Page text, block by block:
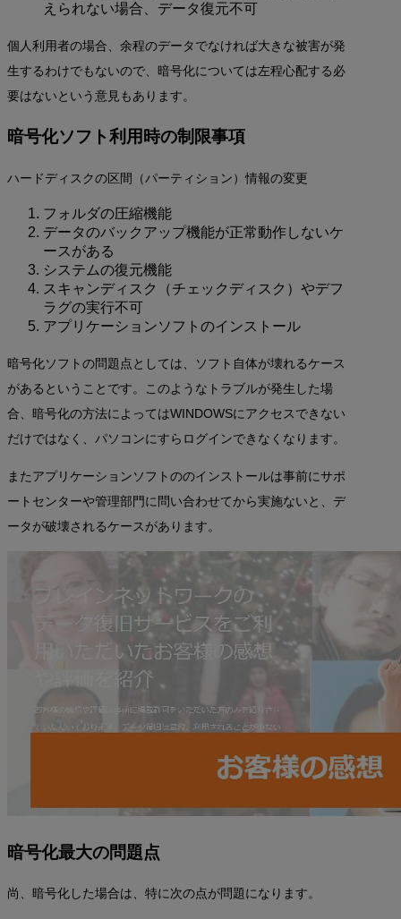
えられない場合、データ復元不可
個人利用者の場合、余程のデータでなければ大きな被害が発
生するわけでもないので、暗号化については左程心配する必
要はないという意見もあります。
暗号化ソフト利用時の制限事項
ハードディスクの区間（パーティション）情報の変更
フォルダの圧縮機能
データのバックアップ機能が正常動作しないケ
ースがある
システムの復元機能
スキャンディスク（チェックディスク）やデフ
ラグの実行不可
アプリケーションソフトのインストール
暗号化ソフトの問題点としては、ソフト自体が壊れるケース
があるということです。このようなトラブルが発生した場
合、暗号化の方法によってはWINDOWSにアクセスできない
だけではなく、パソコンにすらログインできなくなります。
またアプリケーションソフトののインストールは事前にサポ
ートセンターや管理部門に問い合わせてから実施ないと、デ
ータが破壊されるケースがあります。
暗号化最大の問題点
尚、暗号化した場合は、特に次の点が問題になります。